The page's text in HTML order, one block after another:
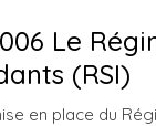
Le
(RSI)
en place du